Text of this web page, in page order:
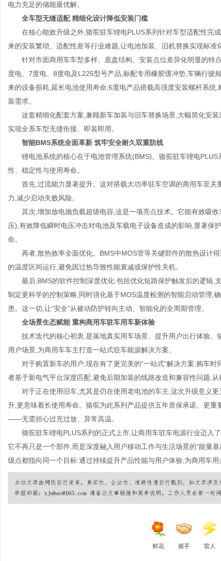
电力充足的储能最优解。
全车型无缝适配 精细化设计降低安装门槛
在核心能效升级之外,骆驼驻车锂电PLUS系列针对车型适配性完
来的安装繁琐、适配性差等行业难题,让电池加装、旧机替换实现标准
针对市面商用车车型多样、底盘结构、安装点位差异化明显的特
度电、7度电、8度电及L225型号产品,标配专用橡胶缓冲垫,车辆行
来的设备损耗,延长电池使用寿命;6度电产品搭载高强度安装螺杆系
装需求。
这套精细化配套方案,兼顾新车加装与旧车替换场景,大幅简化安装
实现全系车型无缝衔接、即装即用。
智能BMS系统全面革新 筑牢安全耐久双重防线
锂电池系统的核心在于电池管理系统(BMS)。骆驼驻车锂电PLUS
性、稳定性与使用寿命。
首先,过流能力显著提升。这对搭载大功率驻车空调的商用车至关
力,减少启动失败风险。
其次,增加放电抛负载超级电容,这是一项亮点技术。它能有效吸收
压),有效降低瞬时电压冲击对电池及车载电子设备造成的影响,显著保
命。
再者,散热效率全面优化。BMS中MOS管等关键部件的散热设计
的温度区间运行,避免因过热导致性能衰减或保护性关机。
最后,BMS的软件控制深度优化:包括优化短路保护触发后的逻辑,
制定更科学的控制策略;同时强化基于MOS温度检测的智能启动管理,
患。这一切,让“安全”从被动防护转向主动、智能化的全周期管理。
全场景生态赋能 重构商用车驻车用车新体验
技术迭代的核心初衷,是落地真实用车场景、提升用户出行体验。
用户场景,为商用车车主打造一站式驻车能源解决方案。
对于购置新车的用户,现在有了更完美的“一站式”解决方案:购车时
者基于新电气平台深度匹配,避免后期加装的线路改造和兼容性问题,
对于正在使用旧车,尤其是仍在使用老电池的车主,这次升级意义更
升,更意味着长使用寿命。骆驼为此系列产品提供五年质保承诺。更
——无需担心过充过放、异常高温。
骆驼驻车锂电PLUS系列的正式上市,让商用车驻车电源行业迈入
它不再只是一个部件,而是深度融入用户移动工作与生活场景的“能量
级点都指向同一个目标:通过持续提升产品性能与用户体验,为商用车
鲜花 握手 雷人